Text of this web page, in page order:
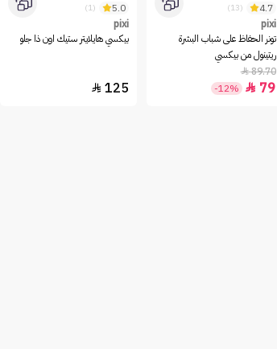
4.7
(13)
pixi
تونر الحفاظ على شباب البشرة
ريتينول من بيكسي
89.70

79

-12%
5.0
(1)
pixi
بيكسي هايلايتر ستيك اون ذا جلو
125
